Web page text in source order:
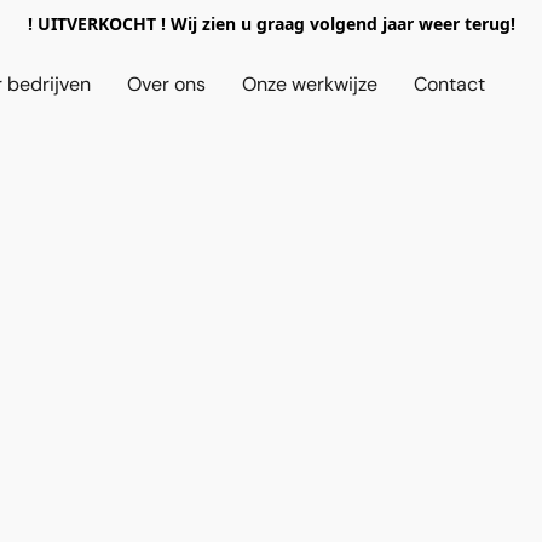
! UITVERKOCHT ! Wij zien u graag volgend jaar weer terug!
bedrijven Over ons Onze werkwijze Contact